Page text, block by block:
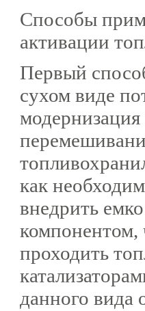
Способы
активации
Первый
сухом виде
как
внедрить
компонентом,
проходить
данного вида